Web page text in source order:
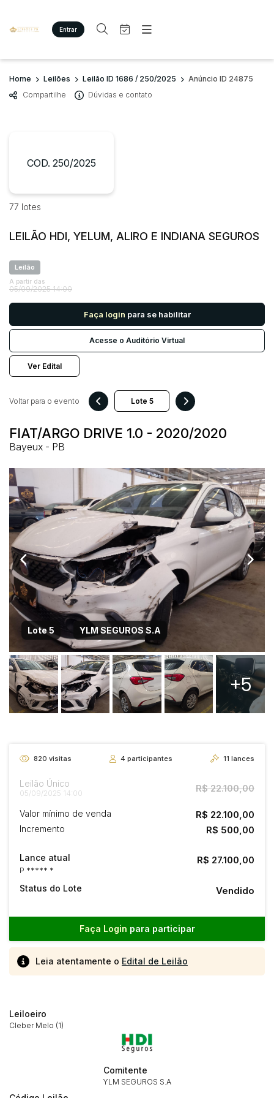
Entrar
Criar conta Entrar
Site
Agenda
Quem Somos
Imóveis
Veículos
Carros
Utilitário
Busca por palavra-chave
Bairro
Judiciais Extrajudiciais
R$
Quem Somos
Home Leilões Leilão ID 1686 / 250/2025
Anúncio ID 24875
Compartilhe
Dúvidas e contato
COD. 250/2025
77 lotes
LEILÃO HDI, YELUM, ALIRO E INDIANA SEGUROS
Leilão
A partir das
05/09/2025 14:00
Faça login para se habilitar
Acesse o Auditório Virtual
Ver Edital
FIAT/ARGO DRIVE 1.0 - 2020/2020
Bayeux - PB
Voltar para o evento
Lote 5 YLM SEGUROS S.A
+5
820 visitas 4 participantes 11 lances
Leilão Único
05/09/2025 14:00 R$ 22.100,00
Valor mínimo de venda R$ 22.100,00
Incremento R$ 500,00
Lance atual
P ***** *
R$ 27.100,00
Status do Lote Vendido
Faça Login para participar
Leia atentamente o Edital de Leilão
Leiloeiro
Cleber Melo (1)
Comitente
YLM SEGUROS S.A